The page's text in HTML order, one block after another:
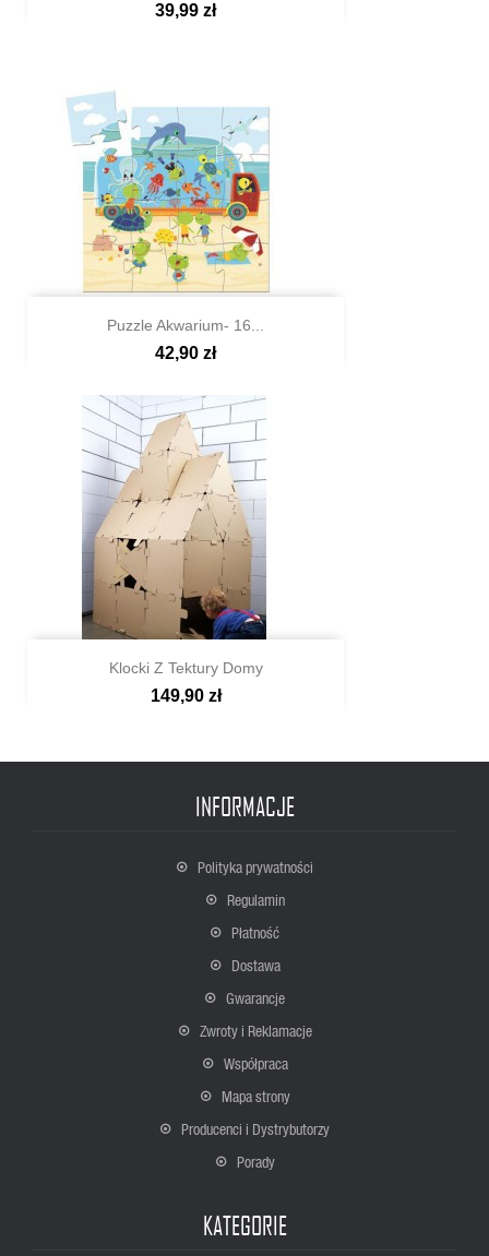
Szybki podgląd39,99 zł
Szybki podgląd
Puzzle Akwarium- 16...
42,90 zł
Szybki podgląd
Klocki Z Tektury Domy
149,90 zł
INFORMACJE
Polityka prywatności
Regulamin
Płatność
Dostawa
Gwarancje
Zwroty i Reklamacje
Współpraca
Mapa strony
Producenci i Dystrybutorzy
Porady
KATEGORIE